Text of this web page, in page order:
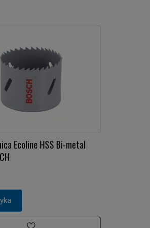
Ecoline HSS Bi-metal